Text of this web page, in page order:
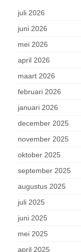
juli 2026
juni 2026
mei 2026
april 2026
maart 2026
februari 2026
januari 2026
december 2025
november 2025
oktober 2025
september 2025
augustus 2025
juli 2025
juni 2025
mei 2025
april 2025